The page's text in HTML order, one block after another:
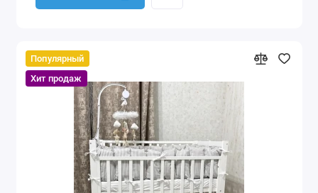
Популярный
Хит продаж